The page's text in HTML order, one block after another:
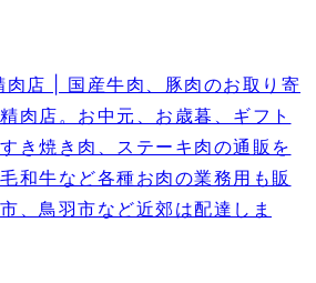
肉店 | 国産牛肉、豚肉のお取り寄
肉店。お中元、お歳暮、ギフト
き焼き肉、ステーキ肉の通販を
和牛など各種お肉の業務用も販
、鳥羽市など近郊は配達しま